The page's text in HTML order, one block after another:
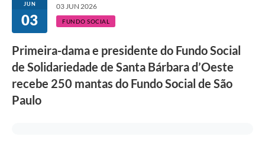
Transparência
Legislação
Covid-19
JUN
03
03 JUN 2026
FUNDO SOCIAL
Primeira-dama e presidente do Fundo Social
de Solidariedade de Santa Bárbara d’Oeste
recebe 250 mantas do Fundo Social de São
Paulo